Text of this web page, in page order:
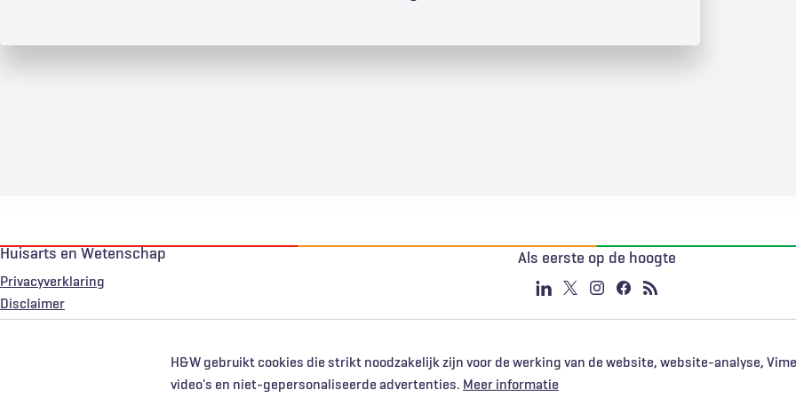
H&W gebruikt cookies die strikt noodzakelijk zijn voor de werking van de website, website-analyse,
video's en niet-gepersonaliseerde advertenties. Meer informatie
Huisarts en Wetenschap
Privacyverklaring
Voet
Disclaimer
Als eerste op de hoogte